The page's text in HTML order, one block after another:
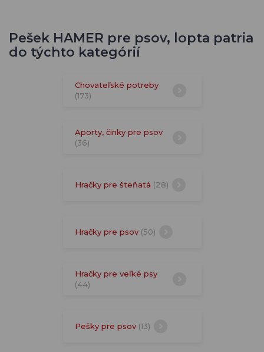
Pešek HAMER pre psov, lopta patria
do týchto kategórií
Chovateľské potreby
(173)
Aporty, činky pre psov
(36)
Hračky pre šteňatá (28)
Hračky pre psov (50)
Hračky pre veľké psy
(44)
Pešky pre psov (13)